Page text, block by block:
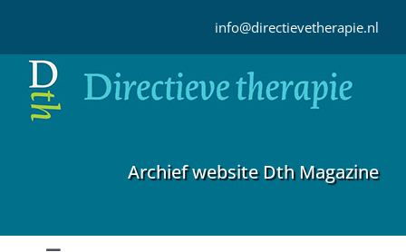
inhoud
info@directievetherapie.nl
Archief website Dth Magazine